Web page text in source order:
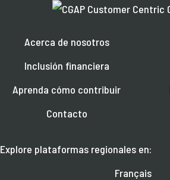
Acerca de nosotros
Inclusión financiera
Aprenda cómo contribuir
Contacto
Explore plataformas regionales en:
Français